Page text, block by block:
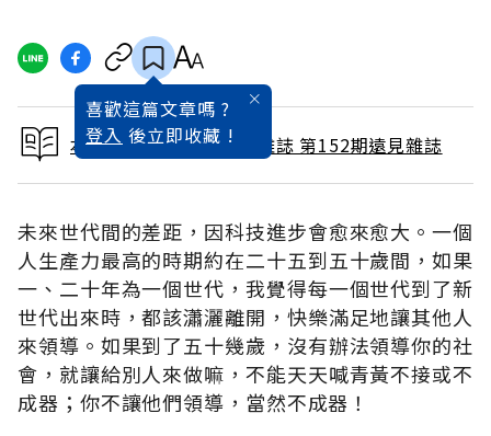
喜歡這篇文章嗎 ?
登入 後立即收藏 !
本文出自 1999 / 2月號雜誌 第152期遠見雜誌
未來世代間的差距，因科技進步會愈來愈大。一個
人生產力最高的時期約在二十五到五十歲間，如果
一、二十年為一個世代，我覺得每一個世代到了新
世代出來時，都該瀟灑離開，快樂滿足地讓其他人
來領導。如果到了五十幾歲，沒有辦法領導你的社
會，就讓給別人來做嘛，不能天天喊青黃不接或不
成器；你不讓他們領導，當然不成器！